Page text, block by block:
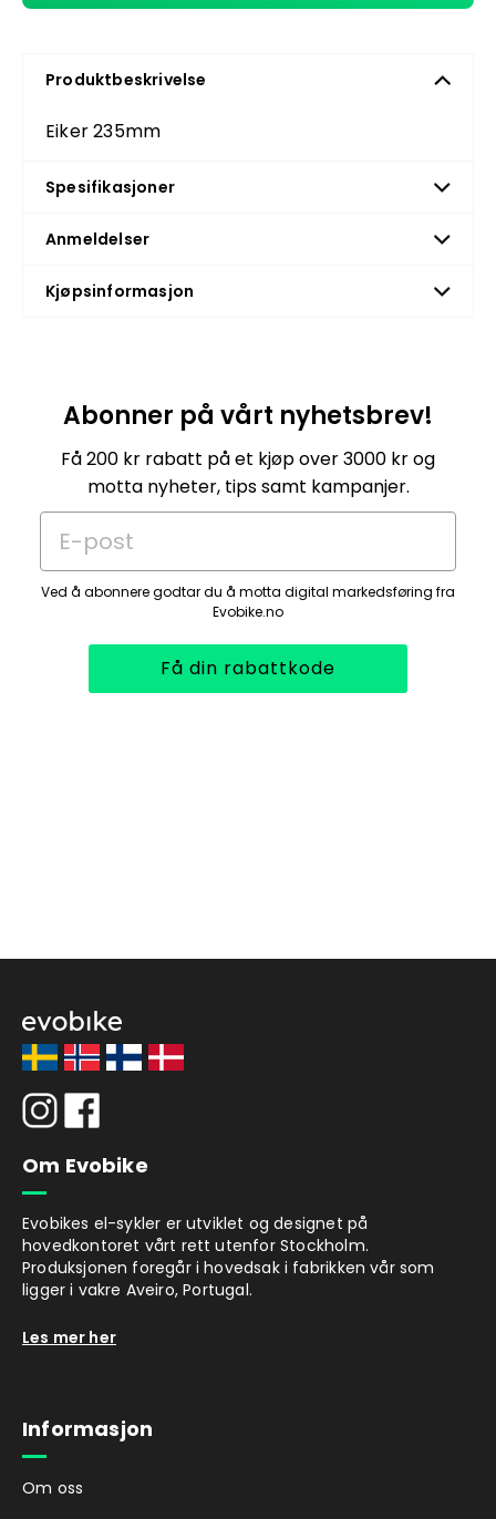
Produktbeskrivelse
Eiker 235mm
Spesifikasjoner
Anmeldelser
Kjøpsinformasjon
Abonner på vårt nyhetsbrev!
Få 200 kr rabatt på et kjøp over 3000 kr og
motta nyheter, tips samt kampanjer.
E-post
Ved å abonnere godtar du å motta digital markedsføring fra
Evobike.no
Få din rabattkode
Om Evobike
Evobikes el-sykler er utviklet og designet på
hovedkontoret vårt rett utenfor Stockholm.
Produksjonen foregår i hovedsak i fabrikken vår som
ligger i vakre Aveiro, Portugal.
Les mer her
Informasjon
Om oss